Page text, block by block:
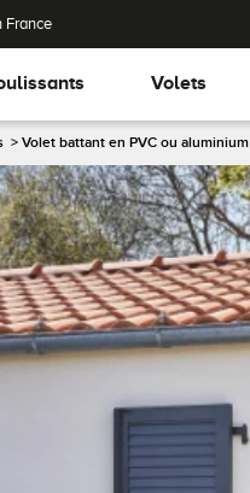
France
Volets
> Volet battant en PVC ou aluminium